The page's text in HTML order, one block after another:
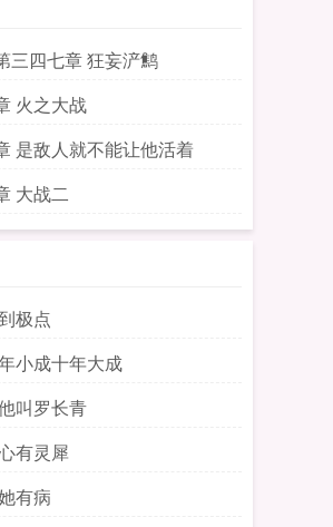
三四七章 狂妄浐鹪
火之大战
是敌人就不能让他活着
大战二
极点
小成十年大成
叫罗长青
有灵犀
有病